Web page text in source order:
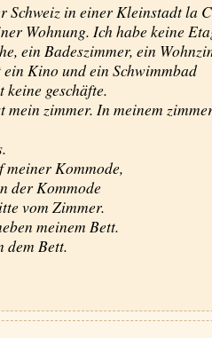
Schweiz in einer Kleinstadt la
Wohnung. Ich habe keine
ein Badeszimmer, ein
Kino und ein Schwimmbad
keine geschäfte.
zimmer. In meinem
Kommode,
der Kommode
vom Zimmer.
meinem Bett.
dem Bett.